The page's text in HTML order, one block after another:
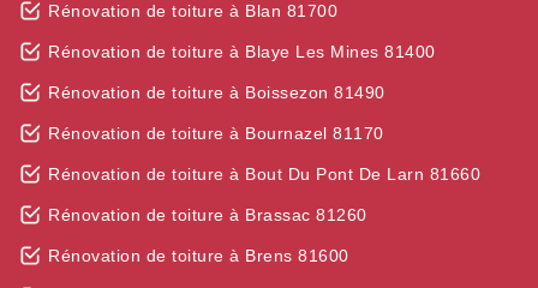
Rénovation de toiture à Blan 81700
Rénovation de toiture à Blaye Les Mines 81400
Rénovation de toiture à Boissezon 81490
Rénovation de toiture à Bournazel 81170
Rénovation de toiture à Bout Du Pont De Larn 81660
Rénovation de toiture à Brassac 81260
Rénovation de toiture à Brens 81600